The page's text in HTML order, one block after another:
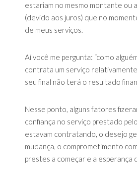
estariam no mesmo montante ou
(devido aos juros) que no
de meus serviços.
Aí você me pergunta: “como
contrata um serviço
seu final não terá o resultado
Nesse ponto, alguns fatores
confiança no serviço prestado
estavam contratando, o desejo
mudança, o comprometimento
prestes a começar e a esperança